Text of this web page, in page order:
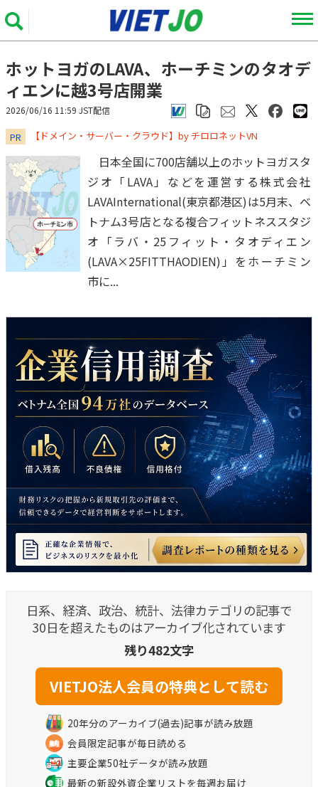
ホットヨガのLAVA、ホーチミンのタオデ
ィエンに越3号店開業
2026/06/16 11:59 JST配信
PR ​​​​​​​【ドメイン・サーバー・クラウド】by チロロネットVN
日本全国に700店舗以上のホットヨガスタ
ジオ「LAVA」などを運営する株式会社
LAVAInternational(東京都港区)は5月末、ベ
トナム3号店となる複合フィットネススタジ
オ「ラバ・25フィット・タオディエン
(LAVA×25FITTHAODIEN)」をホーチミン
市に...
日系、経済、政治、統計、法律カテゴリの記事で
30日を超えたものはアーカイブ化されています
残り482文字
20年分のアーカイブ(過去)記事が読み放題
会員限定記事が毎日読める
主要企業50社データが読み放題
最新の新設外資企業リストを毎週お届け